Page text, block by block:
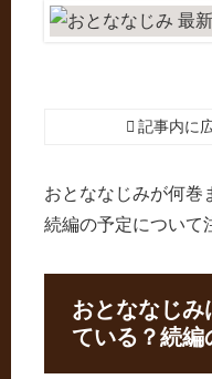
記事内に
おとななじみが何巻
続編の予定について
おとななじみ
ている？続編